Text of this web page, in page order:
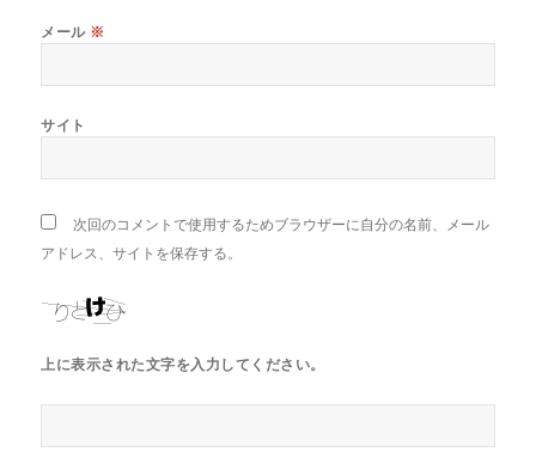
メール ※
サイト
次回のコメントで使用するためブラウザーに自分の名前、メール
アドレス、サイトを保存する。
上に表示された文字を入力してください。